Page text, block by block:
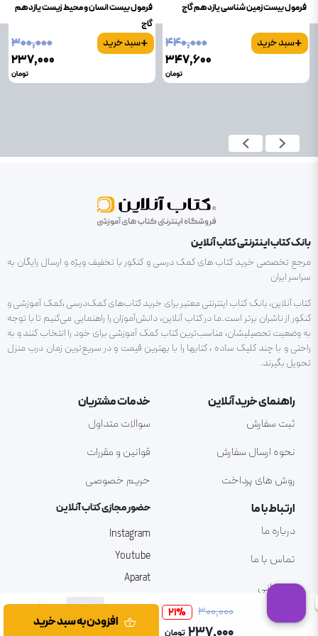
۳۰۰٬۰۰۰ 21%
تومان
افزودن به سبد خرید
فرمول بیست زمین شناسی یازدهم گاج
+سبد خرید
۴۴۰٬۰۰۰
۳۴۷٬۶۰۰
تومان
فرمول بیست انسان و محیط زیست یازدهم
گاج
+سبد خرید
۳۰۰٬۰۰۰
۲۳۷٬۰۰۰
تومان
بانک کتاب اینترنتی کتاب آنلاین
مرجع تخصصی خرید کتاب های کمک درسی و کنکور با تخفیف ویژه و ارسال رایگان به
سراسر ایران
کتاب آنلاین، بانک کتاب اینترنتی معتبر برای خرید کتاب‌های کمک‌درسی ،کمک آموزشی و
کنکور از ناشران برتر است.ما در کتاب آنلاین، دانش‌آموزان را راهنمایی می‌کنیم تا با توجه
به وضعیت تحصیلیشان، مناسب‌ترین کتاب کمک آموزشی برای خود را انتخاب کنند و به
راحتی و با چند کلیک ساده ، کتابها را با بهترین قیمت و در سریع‌ترین زمان درب منزل
تحویل بگیرند.
راهنمای خرید آنلاین
ثبت سفارش
نحوه ارسال سفارش
روش های پرداخت
خدمات مشتریان
سوالات متداول
قوانین و مقررات
حریم خصوصی
ارتباط با ما
درباره ما
تماس با ما
پشتیبانی
حضور مجازی کتاب آنلاین
Instagram
Youtube
Aparat